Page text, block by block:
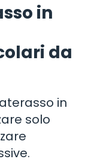
in
da
in
solo